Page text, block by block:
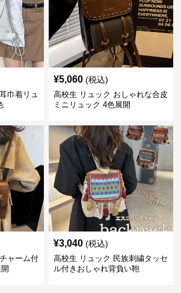
巾着リュ
¥5,060 (税込)
高校生 リュック おしゃれな合皮
ミニリュック 4色展開
ャーム付
¥3,040 (税込)
高校生 リュック 民族刺繍タッセ
ル付きおしゃれ背負い鞄